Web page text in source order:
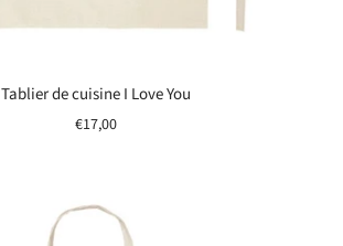
Tablier de cuisine I Love You
€17,00